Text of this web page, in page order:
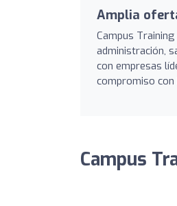
Amplia
Campus
administración,
con empresas
compromiso con
Campus